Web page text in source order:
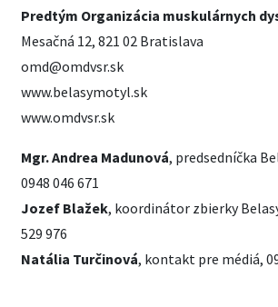
Predtým Organizácia muskulárnych
Mesačná 12, 821 02 Bratislava
omd@omdvsr.sk
www.belasymotyl.sk
www.omdvsr.sk
Mgr. Andrea Madunová, predsedníčka
0948 046 671
Jozef Blažek, koordinátor zbierky
529 976
Natália Turčinová, kontakt pre médiá,